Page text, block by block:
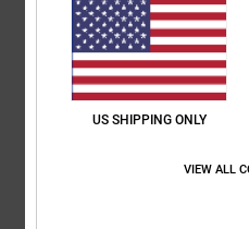
basato su2 recensioni
Il 50% dei nostri clienti
Comfort
4.0
US SHIPPING ONLY
VIEW ALL